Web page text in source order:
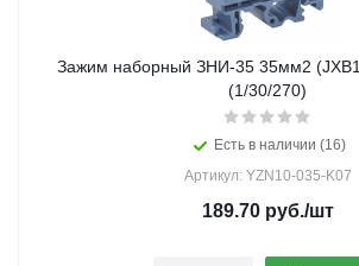
Зажим наборный ЗНИ-35 35мм2
(1/30/270)
Есть в наличии (16)
Артикул: YZN10-035-K07
189.70руб./шт